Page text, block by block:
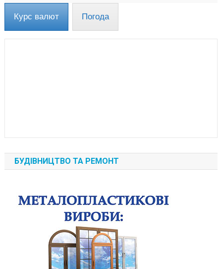
Курс валют Погода
БУДІВНИЦТВО ТА РЕМОНТ